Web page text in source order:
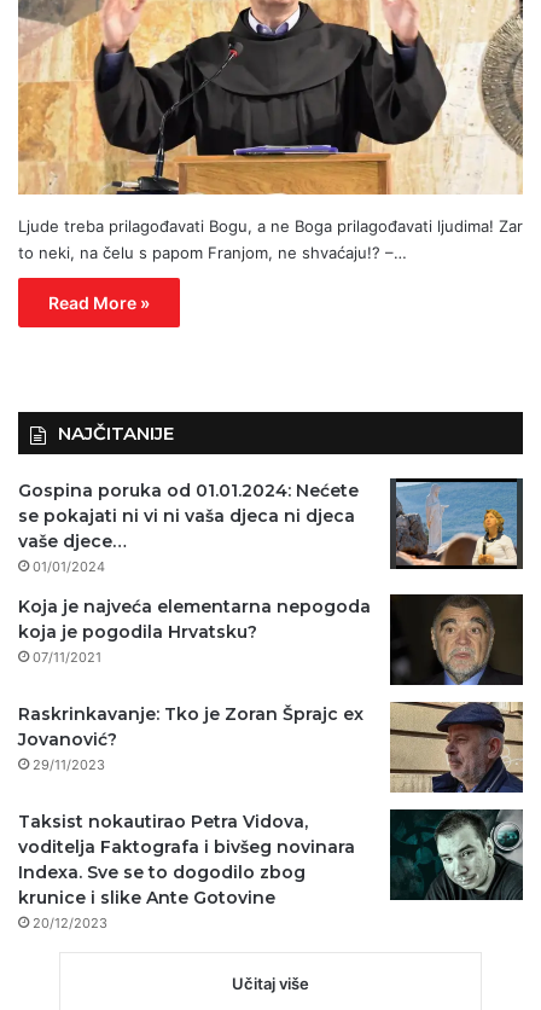
Ljude treba prilagođavati Bogu, a ne Boga prilagođavati ljudima! Zar
to neki, na čelu s papom Franjom, ne shvaćaju!? –…
Read More »
NAJČITANIJE
Gospina poruka od 01.01.2024: Nećete
se pokajati ni vi ni vaša djeca ni djeca
vaše djece…
01/01/2024
Koja je najveća elementarna nepogoda
koja je pogodila Hrvatsku?
07/11/2021
Raskrinkavanje: Tko je Zoran Šprajc ex
Jovanović?
29/11/2023
Taksist nokautirao Petra Vidova,
voditelja Faktografa i bivšeg novinara
Indexa. Sve se to dogodilo zbog
krunice i slike Ante Gotovine
20/12/2023
Učitaj više